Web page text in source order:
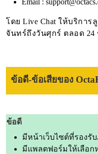
Email :
โดย Live Chat ให้บริกา
จันทร์ถึงวันศุกร์ ตลอด 24
ข้อดี-ข้อเสียของ
ข้อดี
มีหน้าเว็บไซต์ที่รองรั
มีแพลตฟอร์มให้เลือก